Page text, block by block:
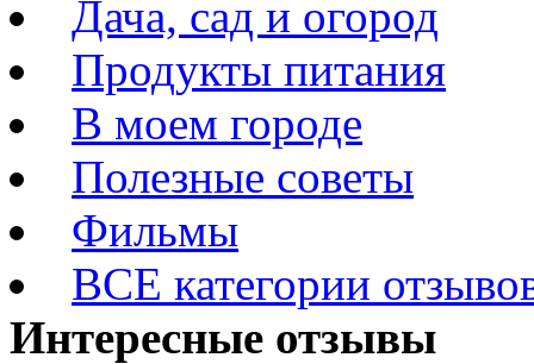
Дача, сад и огород
Продукты питания
В моем городе
Полезные советы
Фильмы
ВСЕ категории
Интересные отзывы